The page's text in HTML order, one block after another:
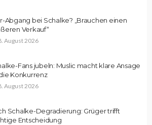
Abgang bei Schalke? „Brauchen einen
Verkauf“
August 2026
Fans jubeln: Muslic macht klare Ansage
Konkurrenz
August 2026
Schalke-Degradierung: Grüger trifft
Entscheidung